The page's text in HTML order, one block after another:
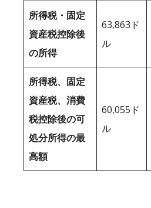
所得税・固定
資産税控除後
の所得
63,863ド
ル
所得税、固定
資産税、消費
税控除後の可
処分所得の最
高額
60,055ド
ル